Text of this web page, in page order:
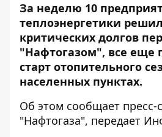
За неделю 10
теплоэнергетики
критических долгов
"Нафтогазом", все еще
старт отопительного
населенных пунктах.
Об этом сообщает пресс-
"Нафтогаза", передает